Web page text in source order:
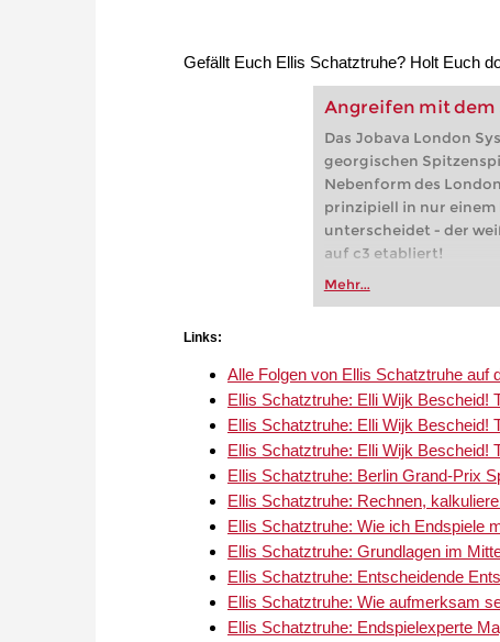
Gefällt Euch Ellis Schatztruhe? Holt Euch
Angreifen mit dem
Das Jobava London
georgischen
Nebenform des
prinzipiell in nur einem
unterscheidet - der
auf c3 etabliert!
Mehr...
Links:
Alle Folgen von Ellis Schatztruhe auf
Ellis Schatztruhe: Elli Wijk Bescheid!
Ellis Schatztruhe: Elli Wijk Bescheid!
Ellis Schatztruhe: Elli Wijk Bescheid!
Ellis Schatztruhe: Berlin Grand-Prix
Ellis Schatztruhe: Rechnen,
Ellis Schatztruhe: Wie ich Endspiele
Ellis Schatztruhe: Grundlagen im
Ellis Schatztruhe: Entscheidende
Ellis Schatztruhe: Wie aufmerksam
Ellis Schatztruhe: Endspielexperte